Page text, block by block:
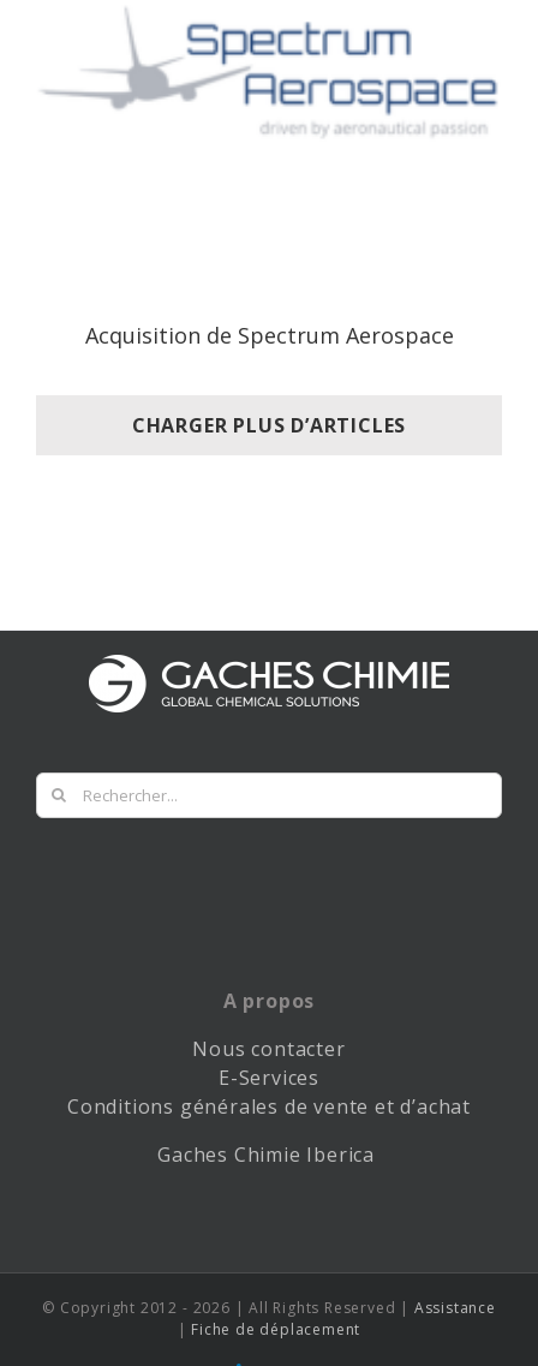
Acquisition de Spectrum Aerospace
CHARGER PLUS D’ARTICLES
Rechercher
A propos
Nous contacter
E-Services
Conditions générales de vente et d’achat
Gaches Chimie Iberica
© Copyright 2012 - 2026 | All Rights Reserved | Assistance
| Fiche de déplacement